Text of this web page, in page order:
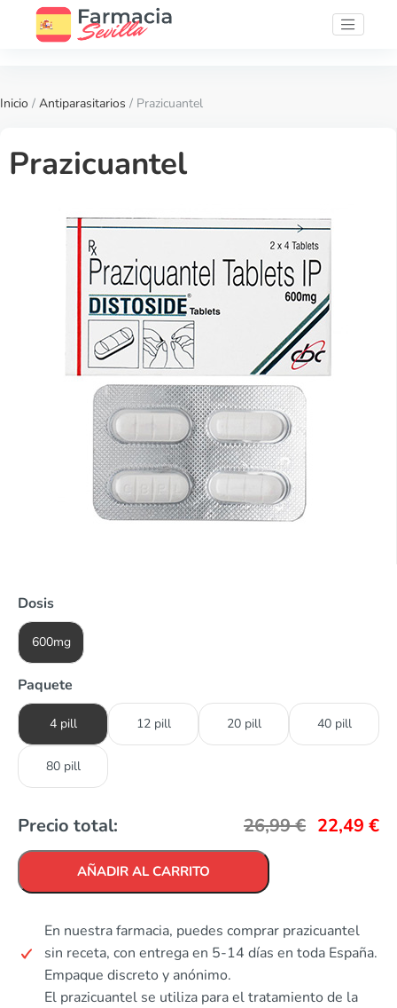
Inicio / Antiparasitarios / Prazicuantel
Prazicuantel
Dosis
600mg
Paquete
4 pill 12 pill 20 pill 40 pill
80 pill
Precio total: 26,99€ 22,49 €
AÑADIR AL CARRITO
En nuestra farmacia, puedes comprar prazicuantel
sin receta, con entrega en 5-14 días en toda España.
Empaque discreto y anónimo.
El prazicuantel se utiliza para el tratamiento de la